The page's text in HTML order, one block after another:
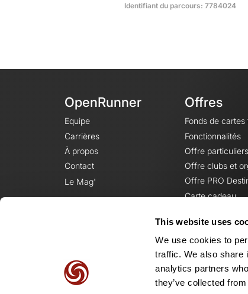
This website uses
We use cookies to
traffic. We also share
analytics partners
they’ve collected
Identifiant du parcours: 7784024
OpenRunner
Equipe
Carrières
À propos
Contact
Le Mag'
Offres
Fonds de
Fonctionnalités
Offre particuliers
Offre clubs et
Offre PRO
Carte cadeau